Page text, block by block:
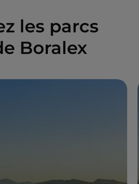
les parcs
Boralex